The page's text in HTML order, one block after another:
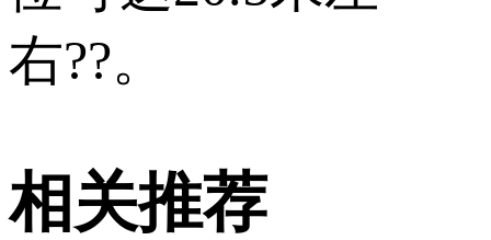
右??。
相关推荐